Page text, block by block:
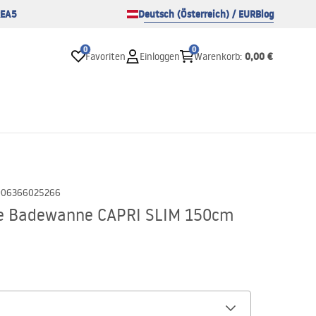
Deutsch (Österreich) / EURBlog
0
Favoriten Einloggen
0
Warenkorb: 0,00 €
CAPRI SLIM 150cm